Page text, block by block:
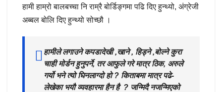
हामी हाम्रो बालबच्चा नि राम्रै बोर्डिङ्गमा पढि दिए हुन्थ्यो, अंग्रेजी
अब्बल बोलि दिए हुन्थ्यो सोच्छौ ।
हामीले लगाउने कपडादेखी ,खाने , हिड्ने ,बोल्ने कुरा
चाही मोर्डन हुनुपर्ने, तर आफुले गरे मात्र ठिक, अरुले
गर्यो भने त्यो घिनलाग्दो हो ? किताबमा मात्र पढे-
लेखेका भयौ व्यवहारमा हैन है ? जन्मिदै नजन्मिएको